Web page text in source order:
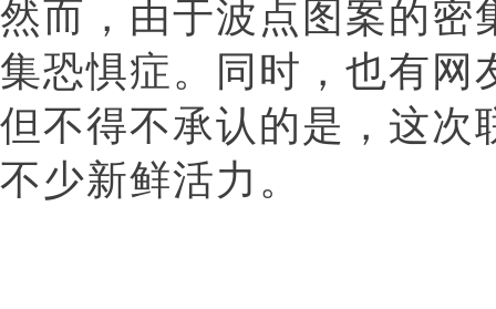
然而，由于波点图案的密
集恐惧症。同时，也有网
但不得不承认的是，这次
不少新鲜活力。